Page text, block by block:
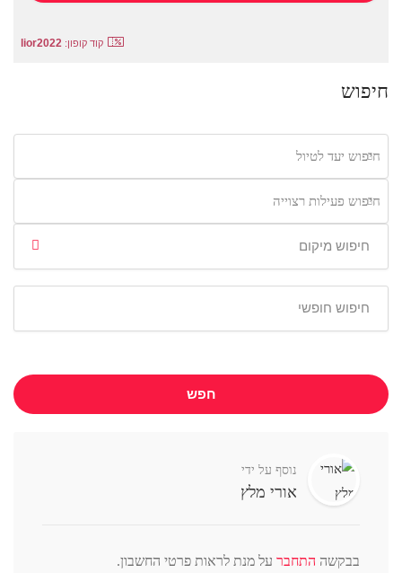
קוד קופון: lior2022
חיפוש
חיפוש יעד לטיול
חיפוש פעילות רצוייה
חפש
נוסף על ידי
אורי מלץ
בבקשה התחבר על מנת לראות פרטי החשבון.